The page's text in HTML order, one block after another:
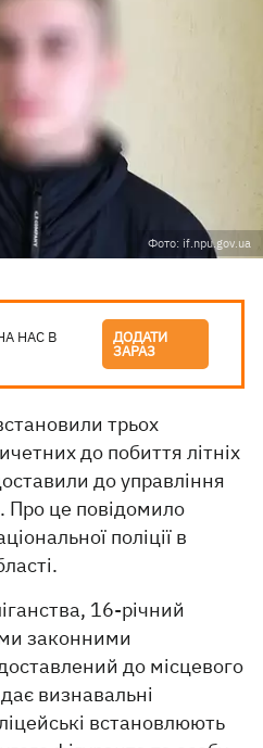
Фото: if.npu.gov.ua
НАС В ДОДАТИ
ЗАРАЗ
трьох
до побиття літніх
до управління
Про це повідомило
поліції в
16-річний
законними
до місцевого
визнавальні
встановлюють